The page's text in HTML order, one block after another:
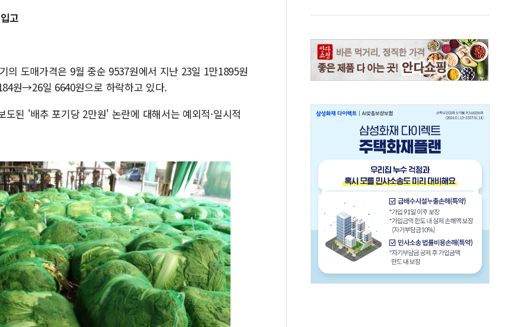
고
의 도매가격은 9월 중순 9537원에서 지난 23일 1만1895원
원→26일 6640원으로 하락하고 있다.
된 '배추 포기당 2만원' 논란에 대해서는 예외적·일시적